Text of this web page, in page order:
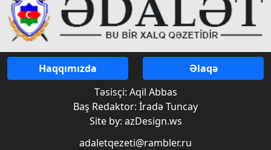
Haqqımızda
Əlaqə
Təsisçi: Aqil Abbas
Baş Redaktor: İradə Tuncay
Site by: azDesign.ws
adaletqezeti@rambler.ru